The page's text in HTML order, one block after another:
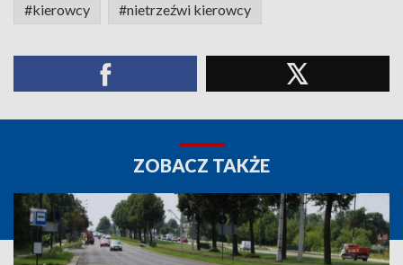
#kierowcy #nietrzeźwi kierowcy
ZOBACZ TAKŻE